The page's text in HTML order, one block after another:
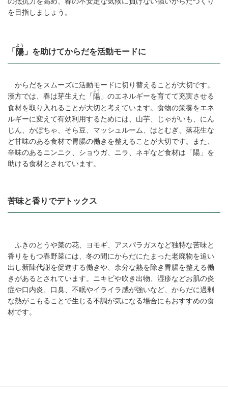
を目指しましょう。
「 陽
よう
」を助けてからだを活動モードに
からだをスムーズに活動モードに切り替えることが大切です。
漢方では、春は芽生えた「陽
よう
」のエネルギーを育てて充実させる
食材を取り入れることが大切と考えています。食物の栄養をエネ
ルギーに変えて有効利用するためには、山芋、じゃがいも、にん
じん、かぼちゃ、そら豆、マッシュルーム、はとむぎ、落花生な
ど甘味のある食材で胃腸の働きを整えることが大切です。また、
辛味のあるニンニク、ショウガ、ニラ、ネギなど食材は「陽」を
助ける食材とされています。
苦味と香りでデトックス
ふきのとうや菜の花、ヨモギ、アスパラガスなど独特な苦味と
香りをもつ春野菜には、冬の間にからだにたまった老廃物を追い
出し新陳代謝を促進する働きや、余分な熱を除き胃腸を整える働
きがあるとされています。ニキビや吹き出物、湿疹などお肌の炎
症や口内炎、口臭、不眠やイライラ感が強いなど、からだに過剰
な熱がこもることで生じる不調が気になる場合にもおすすめの食
材です。